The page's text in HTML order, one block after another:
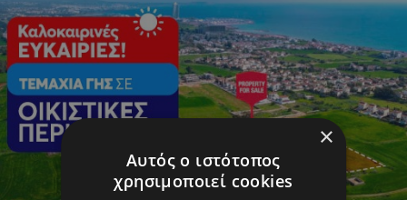
×
Αυτός ο ιστότοπος
χρησιμοποιεί cookies